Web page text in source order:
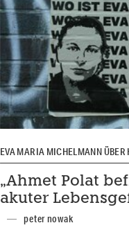
EVA MARIA MICHELMANN ÜBER
„Ahmet Polat
akuter
peter nowak